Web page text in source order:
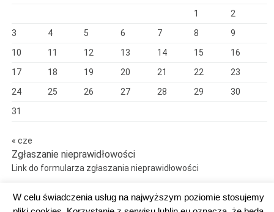
1
2
3
4 5 6 7 8
9
10
11 12 13 14 15
16
17
18 19 20 21 22
23
24
25 26 27 28 29
30
31
« cze
Zgłaszanie nieprawidłowości
Link do formularza zgłaszania nieprawidłowości
W celu świadczenia usług na najwyższym poziomie stosujemy